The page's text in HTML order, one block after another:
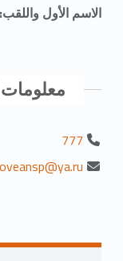
الاسم الأول واللقب:
معلومات
777